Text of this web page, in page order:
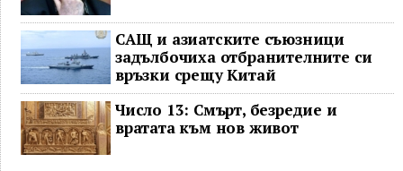
САЩ и азиатските съюзници
задълбочиха отбранителните си
връзки срещу Китай
Число 13: Смърт, безредие и
вратата към нов живот